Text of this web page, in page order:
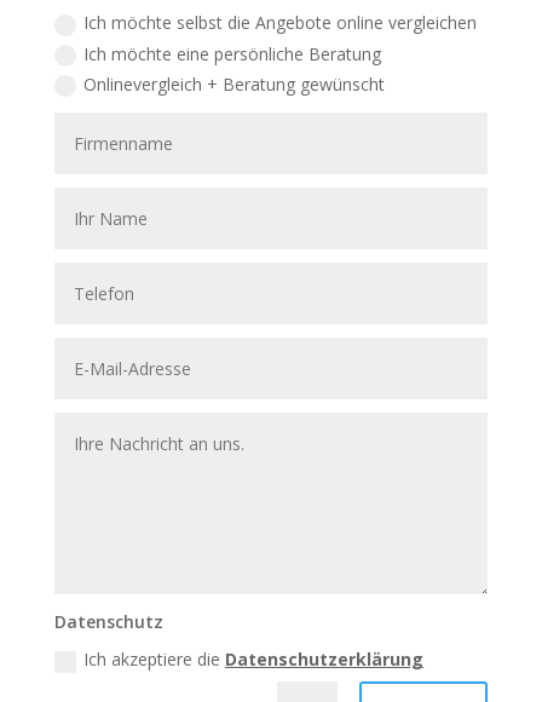
Ich möchte selbst die Angebote online vergleichen
Ich möchte eine persönliche Beratung
Onlinevergleich + Beratung gewünscht
Datenschutz
Ich akzeptiere die Datenschutzerklärung